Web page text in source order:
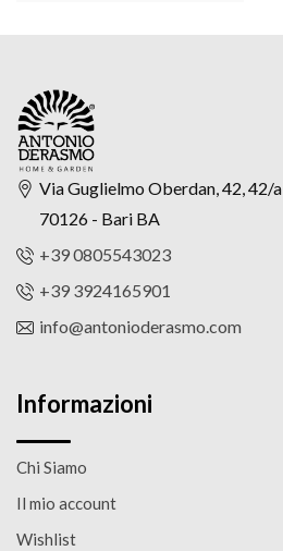
Via Guglielmo Oberdan, 42, 42/a
70126 - Bari BA
+39 0805543023
+39 3924165901
info@antonioderasmo.com
Informazioni
Chi Siamo
Il mio account
Wishlist